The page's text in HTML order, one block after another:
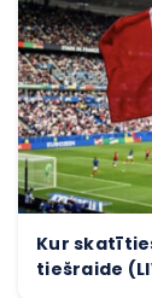
Kur
tiešraide